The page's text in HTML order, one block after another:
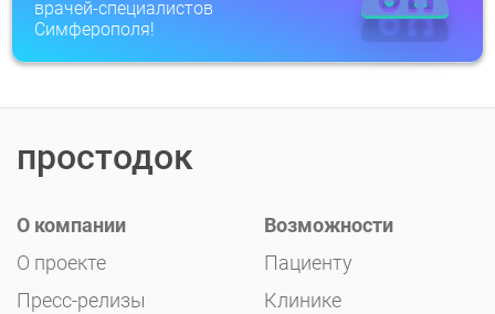
врачей-специалистов
Симферополя!
простодок
О компании
О проекте
Пресс-релизы
Возможности
Пациенту
Клинике